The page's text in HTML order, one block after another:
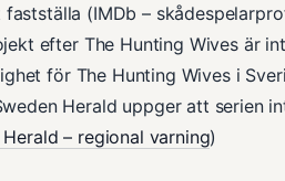
(IMDb –
efter The Hunting Wives är
för The Hunting Wives i
Herald uppger att serien
Herald – regional varning)